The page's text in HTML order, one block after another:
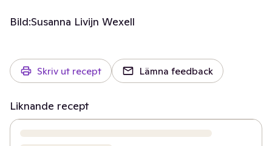
Bild:Susanna Livijn Wexell
Skriv ut recept Lämna feedback
Liknande recept